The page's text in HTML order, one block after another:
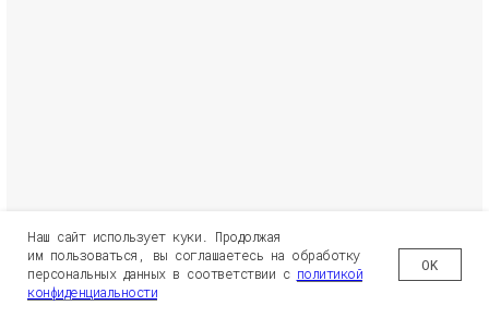
Наш сайт использует куки. Продолжая
им пользоваться, вы соглашаетесь на обработку
персональных данных в соответствии с политикой
конфиденциальности
OK